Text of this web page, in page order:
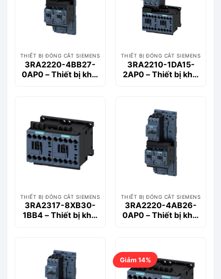
THIẾT BỊ ĐÓNG CẮT SIEMENS
3RA2220-4BB27-
0AP0 – Thiết bị khởi
THIẾT BỊ ĐÓNG CẮT SIEMENS
3RA2210-1DA15-
2AP0 – Thiết bị khởi
THIẾT BỊ ĐÓNG CẮT SIEMENS
3RA2317-8XB30-
1BB4 – Thiết bị khởi
THIẾT BỊ ĐÓNG CẮT SIEMENS
3RA2220-4AB26-
0AP0 – Thiết bị khởi
Giảm 14%